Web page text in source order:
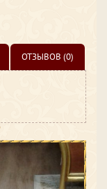
ОТЗЫВОВ (0)